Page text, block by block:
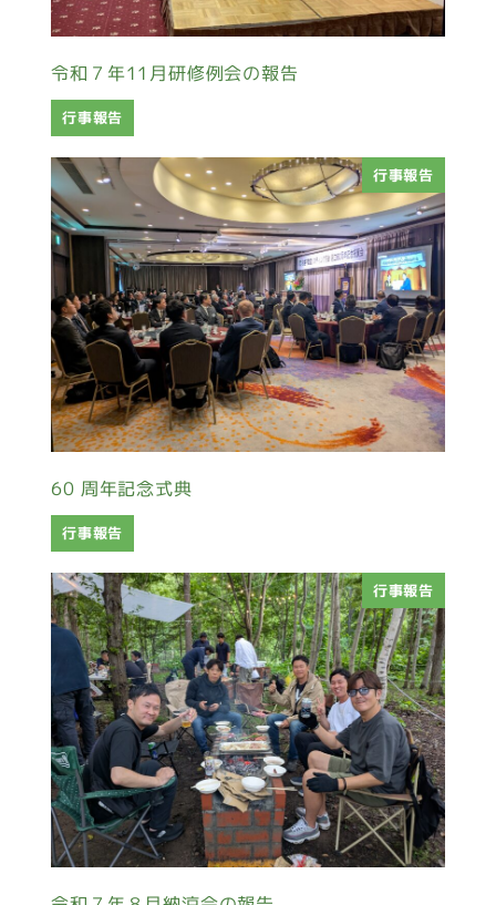
令和７年11月研修例会の報告
行事報告
行事報告
60 周年記念式典
行事報告
行事報告